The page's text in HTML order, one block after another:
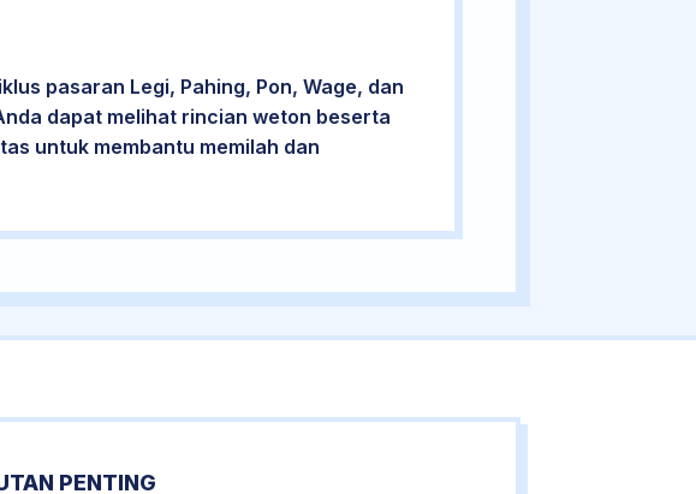
pasaran Legi, Pahing, Pon, Wage, dan
dapat melihat rincian weton beserta
untuk membantu memilah dan
PENTING